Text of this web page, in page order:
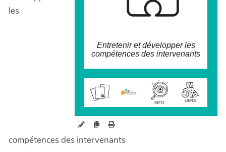
Entretenir et développer les
compétences des intervenants
INFO
LIENS
wiki.perspectives.coop/forma
tion/?
DeveloppementDesCompeten
ces
les
compétences des intervenants